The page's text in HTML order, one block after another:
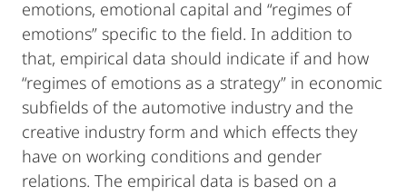
emotions, emotional capital and “regimes of
emotions” specific to the field. In addition to
that, empirical data should indicate if and how
“regimes of emotions as a strategy” in economic
subfields of the automotive industry and the
creative industry form and which effects they
have on working conditions and gender
relations. The empirical data is based on a